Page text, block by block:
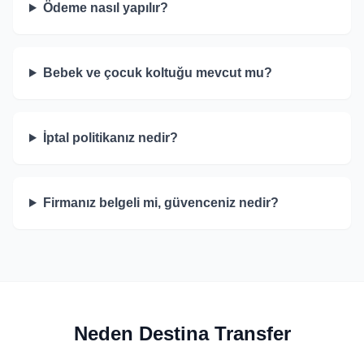
Ödeme nasıl yapılır?
Bebek ve çocuk koltuğu mevcut mu?
İptal politikanız nedir?
Firmanız belgeli mi, güvenceniz nedir?
Neden Destina Transfer